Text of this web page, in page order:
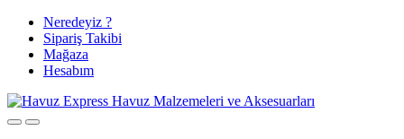
Skip
navigation
Skip
content
Neredeyiz ?
Sipariş Takibi
Mağaza
Hesabım
Ücretsiz Kargo ve %3 Havale İndirimi